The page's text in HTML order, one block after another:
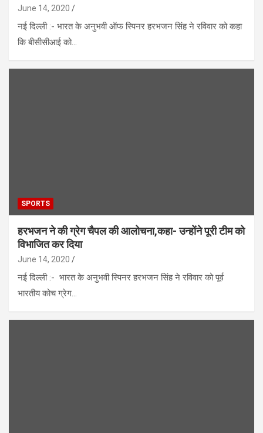
June 14, 2020
नई दिल्ली :- भारत के अनुभवी ऑफ स्पिनर हरभजन सिंह ने रविवार को कहा
कि बीसीसीआई को…
SPORTS
हरभजन ने की ग्रेग चैपल की आलोचना,कहा- उन्होंने पूरी टीम को
विभाजित कर दिया
June 14, 2020
नई दिल्ली :- भारत के अनुभवी स्पिनर हरभजन सिंह ने रविवार को पूर्व
भारतीय कोच ग्रेग…